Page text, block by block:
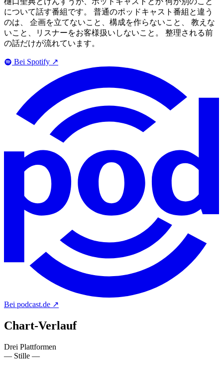
について話す番組です。 普通のポッドキャスト番組と違う
のは、 企画を立てないこと、構成を作らないこと、 教えな
いこと、リスナーをお客様扱いしないこと。 整理される前
の話だけが流れています。
Bei Spotify ↗
Bei podcast.de ↗
Chart-Verlauf
Drei Plattformen
— Stille —